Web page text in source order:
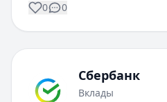
0 0
Сбербанк
Вклады